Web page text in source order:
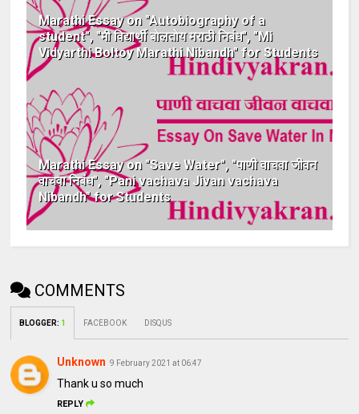
Marathi Essay on "Autobiography of a
student", "मी विद्यार्थी बोलतोय मराठी निबंध", "Mi
Vidyarthi Boltoy Marathi Nibandh" for Students
Marathi Essay on "Save Water", "पाणी वाचवा जीवन
वाचवा निबंध", "Pani vachava Jivan vachava
Nibandh" for Students
COMMENTS
BLOGGER: 1 FACEBOOK DISQUS
Unknown 9 February 2021 at 06:47
Thank u so much
REPLY